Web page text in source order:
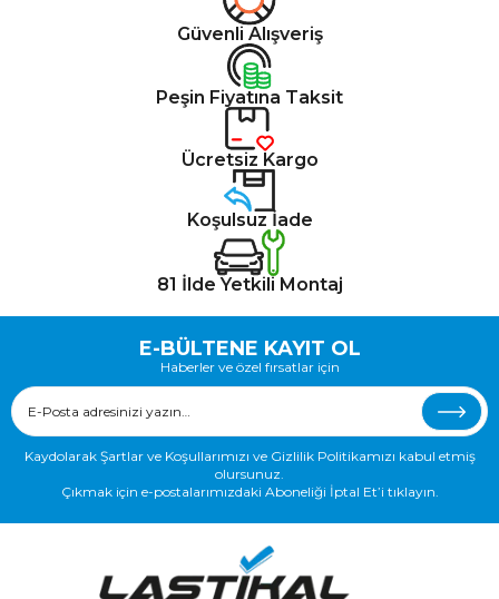
Güvenli Alışveriş
Peşin Fiyatına Taksit
Ücretsiz Kargo
Koşulsuz İade
81 İlde Yetkili Montaj
E-BÜLTENE KAYIT OL
Haberler ve özel fırsatlar için
Kaydolarak Şartlar ve Koşullarımızı ve Gizlilik Politikamızı kabul etmiş
olursunuz.
Çıkmak için e-postalarımızdaki Aboneliği İptal Et’i tıklayın.